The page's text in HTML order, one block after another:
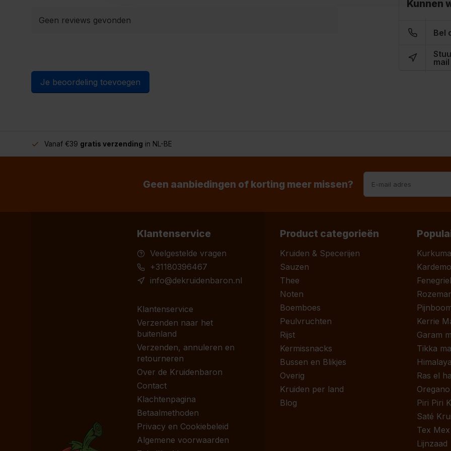
Geen reviews gevonden
Je beoordeling toevoegen
Kunnen
Bel
mail
Vanaf €39 gratis verzending in NL-BE
Geen aanbiedingen of korting meer missen?
Klantenservice
Veelgestelde vragen
+31180396467
info@dekruidenbaron.nl
Klantenservice
Verzenden naar het
buitenland
Verzenden, annuleren en
retourneren
Over de Kruidenbaron
Contact
Klachtenpagina
Betaalmethoden
Privacy en Cookiebeleid
Algemene voorwaarden
Product categorieën
Kruiden & Specerijen
Sauzen
Thee
Noten
Boemboes
Peulvruchten
Rijst
Kermissnacks
Bussen en Blikjes
Overig
Kruiden per land
Blog
Kurkuma
Kerrie
Garam
Tikka
Ras el
Oregano
Piri Piri
Saté
Tex
Lijnzaad